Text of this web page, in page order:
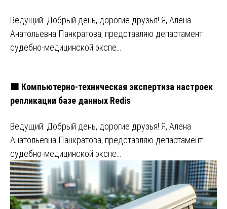
Ведущий: Добрый день, дорогие друзья! Я, Алена
Анатольевна Панкратова, представляю департамент
судебно-медицинской экспе…
🟧 Компьютерно-техническая экспертиза настроек
репликации базе данных Redis
Ведущий: Добрый день, дорогие друзья! Я, Алена
Анатольевна Панкратова, представляю департамент
судебно-медицинской экспе…